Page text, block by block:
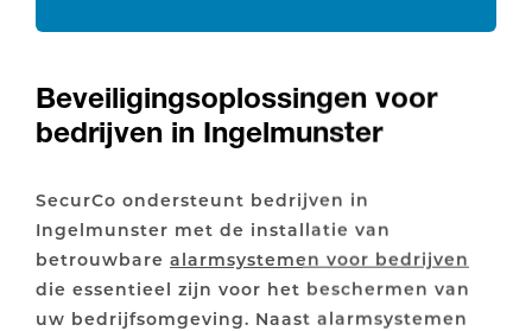
Beveiligingsoplossingen voor
bedrijven in Ingelmunster
SecurCo ondersteunt bedrijven in
Ingelmunster met de installatie van
betrouwbare alarmsystemen voor bedrijven
die essentieel zijn voor het beschermen van
uw bedrijfsomgeving. Naast alarmsystemen